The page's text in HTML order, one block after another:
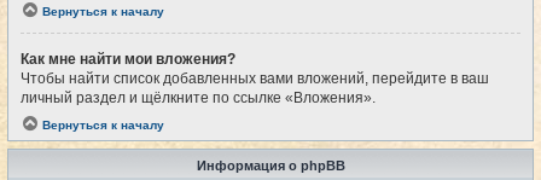
Вернуться к началу
Как мне найти мои вложения?
Чтобы найти список добавленных вами вложений, перейдите в ваш
личный раздел и щёлкните по ссылке «Вложения».
Вернуться к началу
Информация о phpBB